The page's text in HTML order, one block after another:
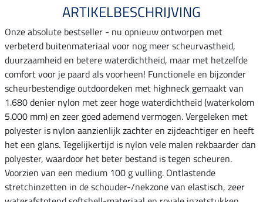
ARTIKELBESCHRIJVING
Onze absolute bestseller - nu opnieuw ontworpen met
verbeterd buitenmateriaal voor nog meer scheurvastheid,
duurzaamheid en betere waterdichtheid, maar met hetzelfde
comfort voor je paard als voorheen! Functionele en bijzonder
scheurbestendige outdoordeken met highneck gemaakt van
1.680 denier nylon met zeer hoge waterdichtheid (waterkolom
5.000 mm) en zeer goed ademend vermogen. Vergeleken met
polyester is nylon aanzienlijk zachter en zijdeachtiger en heeft
het een glans. Tegelijkertijd is nylon vele malen rekbaarder dan
polyester, waardoor het beter bestand is tegen scheuren.
Voorzien van een medium 100 g vulling. Ontlastende
stretchinzetten in de schouder-/nekzone van elastisch, zeer